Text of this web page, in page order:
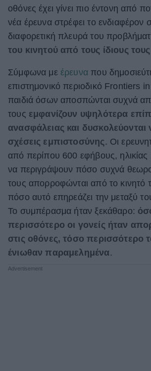
ΒΟΞ
Χωρίς Ταμπέλες
Women's Forum
Hautes Grecians
Γάμος
Market News
οθόνες έχει γίνει πιο έντονη από
νέα έρευνα στρέφει το ενδιαφέρον
διαφορετική πλευρά του
του κινητού από τους ίδιους τους
Σύμφωνα με έρευνα που
επιστημονικό περιοδικό Frontiers
παιδιά όσων αποσπώνται συχνά
τους εμφανίζουν υψηλότερα
ανασφάλειας και
σχέσεις εμπιστοσύνης . Οι
από περίπου 600 εφήβους,
να περιγράψουν πόσο συχνά
τους απορροφώνται από το κινητό
πόσο αυτό επηρεάζει την μεταξύ
Το συμπέρασμα ήταν ξεκάθαρο:
περισσότερο οι γονείς ήταν
στις οθόνες, τόσο περισσότερο
ένιωθαν παραμελημένα.